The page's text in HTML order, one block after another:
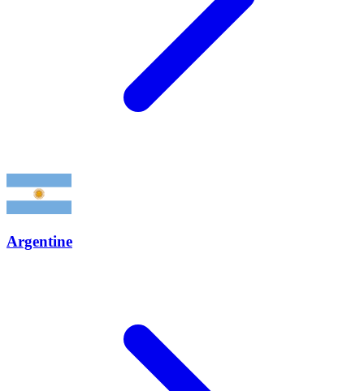
Argentine